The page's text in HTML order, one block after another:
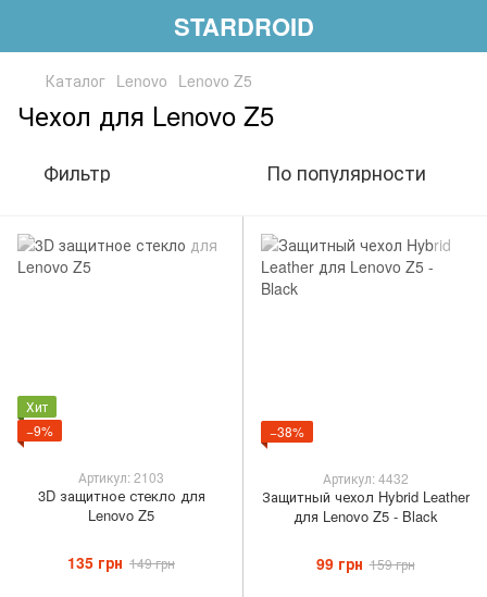
STARDROID
Каталог Lenovo Lenovo Z5
Чехол для Lenovo Z5
Фильтр По популярности
Хит
−9%
Артикул: 2103
3D защитное стекло для
Lenovo Z5
135 грн 149 грн
−38%
Артикул: 4432
Защитный чехол Hybrid Leather
для Lenovo Z5 - Black
99 грн 159 грн